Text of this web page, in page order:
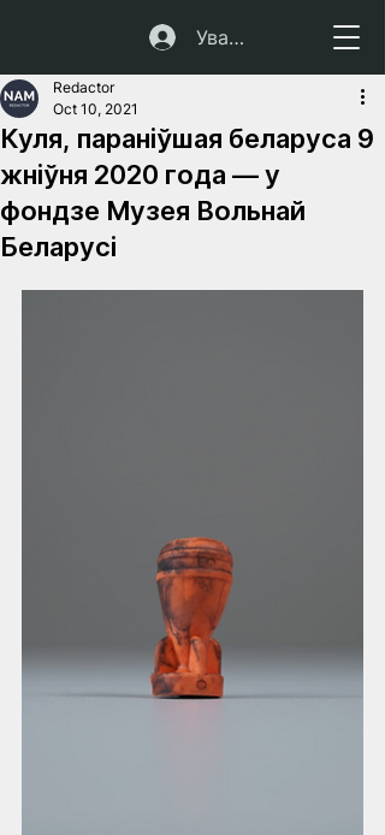
Увайсці
Куля, параніўшая беларуса 9
жніўня 2020 года — у
фондзе Музея Вольнай
Беларусі
Redactor
Oct 10, 2021